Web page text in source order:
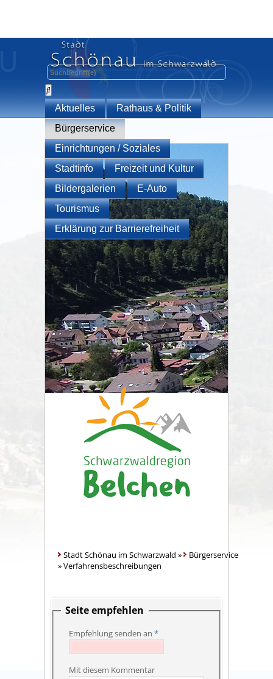
Aktuelles
Rathaus & Politik
Bürgerservice
Einrichtungen / Soziales
Stadtinfo
Freizeit und Kultur
Bildergalerien
E-Auto
Tourismus
Erklärung zur Barrierefreiheit
Stadt Schönau im Schwarzwald »
Bürgerservice
»Verfahrensbeschreibungen
Seite empfehlen
Empfehlung senden an *
Mit diesem Kommentar